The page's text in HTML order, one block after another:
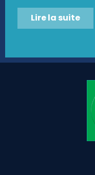
Lire la suite